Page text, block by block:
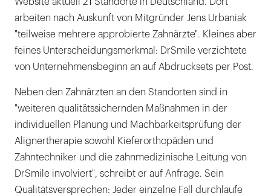
Website aktuell 21 Standorte in Deutschland. Dort
arbeiten nach Auskunft von Mitgründer Jens Urbaniak
"teilweise mehrere approbierte Zahnärzte". Kleines aber
feines Unterscheidungsmerkmal: DrSmile verzichtete
von Unternehmensbeginn an auf Abdrucksets per Post.
Neben den Zahnärzten an den Standorten sind in
"weiteren qualitätssichernden Maßnahmen in der
individuellen Planung und Machbarkeitsprüfung der
Alignertherapie sowohl Kieferorthopäden und
Zahntechniker und die zahnmedizinische Leitung von
DrSmile involviert", schreibt er auf Anfrage. Sein
Qualitätsversprechen: Jeder einzelne Fall durchlaufe